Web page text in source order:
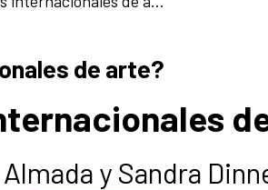
de arte?
y Sandra